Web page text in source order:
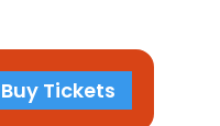
Buy Tickets